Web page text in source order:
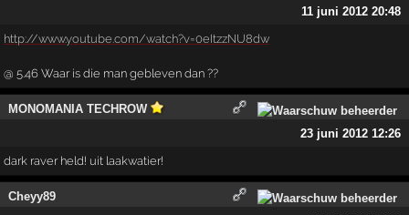
11 juni 2012 20:48
http://www.youtube.com/watch?v=0eItzzNU8dw
@ 5.46 Waar is die man gebleven dan ??
MONOMANIA TECHROW
23 juni 2012 12:26
dark raver held! uit laakwatier!
Cheyy89